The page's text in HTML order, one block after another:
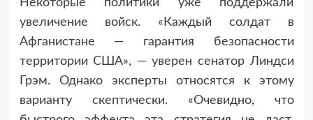
Некоторые политики уже поддержали
увеличение войск. «Каждый солдат в
Афганистане — гарантия безопасности
территории США», — уверен сенатор Линдси
Грэм. Однако эксперты относятся к этому
варианту скептически. «Очевидно, что